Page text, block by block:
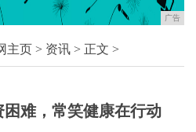
广告
主页 > 资讯 > 正文 >
难，常笑健康在行动